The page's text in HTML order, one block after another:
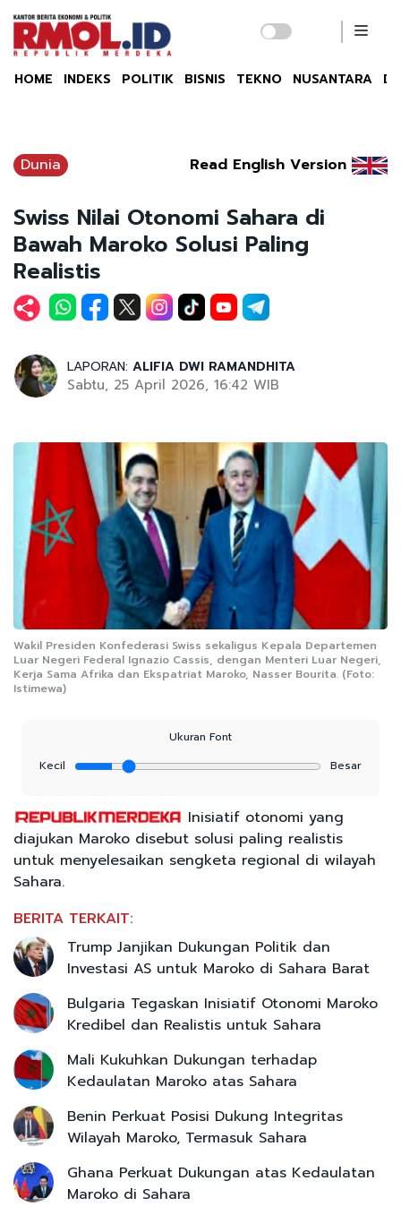
HOME INDEKS POLITIK BISNIS TEKNO NUSANTARA
Dunia Read English Version
Swiss Nilai Otonomi Sahara di
Bawah Maroko Solusi Paling
Realistis
LAPORAN: ALIFIA DWI RAMANDHITA
Sabtu, 25 April 2026, 16:42 WIB
Wakil Presiden Konfederasi Swiss sekaligus Kepala Departemen
Luar Negeri Federal Ignazio Cassis, dengan Menteri Luar Negeri,
Kerja Sama Afrika dan Ekspatriat Maroko, Nasser Bourita. (Foto:
Istimewa)
Ukuran Font
Kecil
Besar
Inisiatif otonomi yang
diajukan Maroko disebut solusi paling realistis
untuk menyelesaikan sengketa regional di wilayah
Sahara.
BERITA TERKAIT:
Trump Janjikan Dukungan Politik dan
Investasi AS untuk Maroko di Sahara Barat
Bulgaria Tegaskan Inisiatif Otonomi Maroko
Kredibel dan Realistis untuk Sahara
Mali Kukuhkan Dukungan terhadap
Kedaulatan Maroko atas Sahara
Benin Perkuat Posisi Dukung Integritas
Wilayah Maroko, Termasuk Sahara
Ghana Perkuat Dukungan atas Kedaulatan
Maroko di Sahara